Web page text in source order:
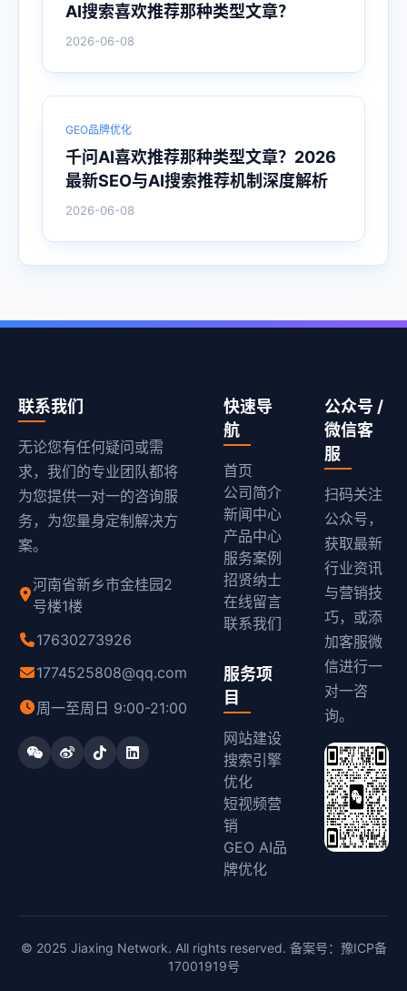
AI搜索喜欢推荐那种类型文章？
2026-06-08
GEO品牌优化
千问AI喜欢推荐那种类型文章？2026
最新SEO与AI搜索推荐机制深度解析
2026-06-08
联系我们
无论您有任何疑问或需
求，我们的专业团队都将
为您提供一对一的咨询服
务，为您量身定制解决方
案。
河南省新乡市金桂园2
号楼1楼
17630273926
1774525808@qq.com
周一至周日 9:00-21:00
快速导
航
首页
公司简介
新闻中心
产品中心
服务案例
招贤纳士
在线留言
联系我们
服务项
目
网站建设
搜索引擎
优化
短视频营
销
GEO AI品
牌优化
公众号 /
微信客
服
扫码关注
公众号，
获取最新
行业资讯
与营销技
巧，或添
加客服微
信进行一
对一咨
询。
© 2025 Jiaxing Network. All rights reserved. 备案号： 豫ICP备
17001919号